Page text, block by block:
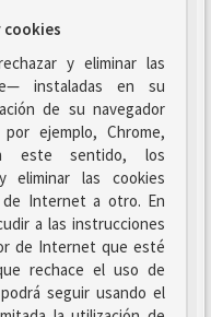
cookies
y eliminar las
instaladas en su
de su navegador
ejemplo, Chrome,
este sentido, los
eliminar las cookies
Internet a otro. En
a las instrucciones
de Internet que esté
rechace el uso de
seguir usando el